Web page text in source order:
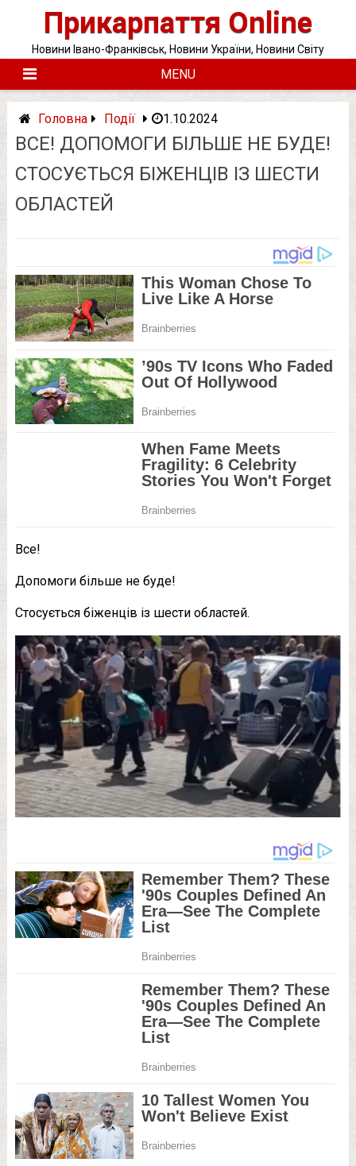
Прикарпаття Online
Новини Івано-Франківськ, Новини України, Новини Світу
MENU
Головна Події 1.10.2024
ВCЕ! ДOПОМОГИ БІЛЬШЕ НЕ БУДЕ!
СТОCУЄТЬСЯ БIЖЕНЦІВ ІЗ ШЕCТИ
ОБЛАСТЕЙ
Все!
Допомоги більше не буде!
Стосується біженців із шести областей.